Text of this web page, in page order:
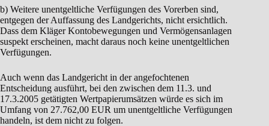
b) Weitere unentgeltliche Verfügungen des Vorerben sind,
entgegen der Auffassung des Landgerichts, nicht ersichtlich.
Dass dem Kläger Kontobewegungen und Vermögensanlagen
suspekt erscheinen, macht daraus noch keine unentgeltlichen
Verfügungen.
Auch wenn das Landgericht in der angefochtenen
Entscheidung ausführt, bei den zwischen dem 11.3. und
17.3.2005 getätigten Wertpapierumsätzen würde es sich im
Umfang von 27.762,00 EUR um unentgeltliche Verfügungen
handeln, ist dem nicht zu folgen.